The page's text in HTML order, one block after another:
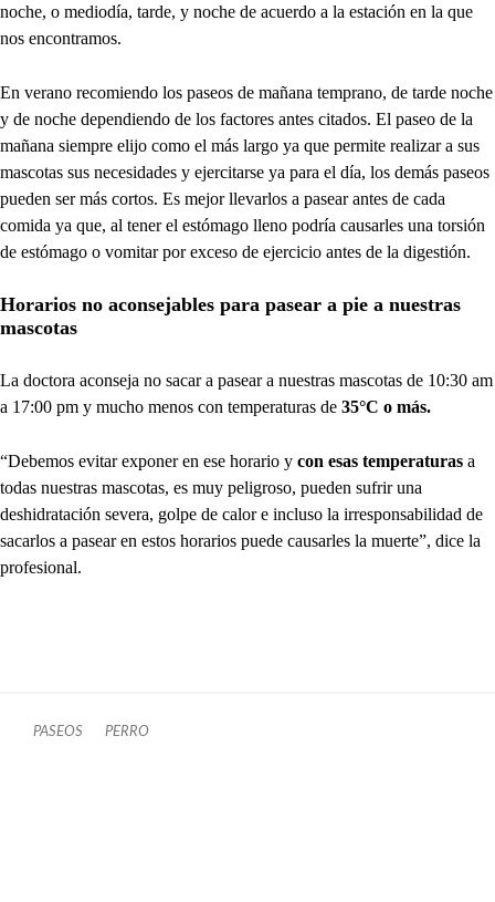
noche, o mediodía, tarde, y noche de acuerdo a la estación en la que
nos encontramos.
En verano recomiendo los paseos de mañana temprano, de tarde noche
y de noche dependiendo de los factores antes citados. El paseo de la
mañana siempre elijo como el más largo ya que permite realizar a sus
mascotas sus necesidades y ejercitarse ya para el día, los demás paseos
pueden ser más cortos. Es mejor llevarlos a pasear antes de cada
comida ya que, al tener el estómago lleno podría causarles una torsión
de estómago o vomitar por exceso de ejercicio antes de la digestión.
Horarios no aconsejables para pasear a pie a nuestras
mascotas
La doctora aconseja no sacar a pasear a nuestras mascotas de 10:30 am
a 17:00 pm y mucho menos con temperaturas de 35°C o más.
“Debemos evitar exponer en ese horario y con esas temperaturas a
todas nuestras mascotas, es muy peligroso, pueden sufrir una
deshidratación severa, golpe de calor e incluso la irresponsabilidad de
sacarlos a pasear en estos horarios puede causarles la muerte”, dice la
profesional.
PASEOS PERRO